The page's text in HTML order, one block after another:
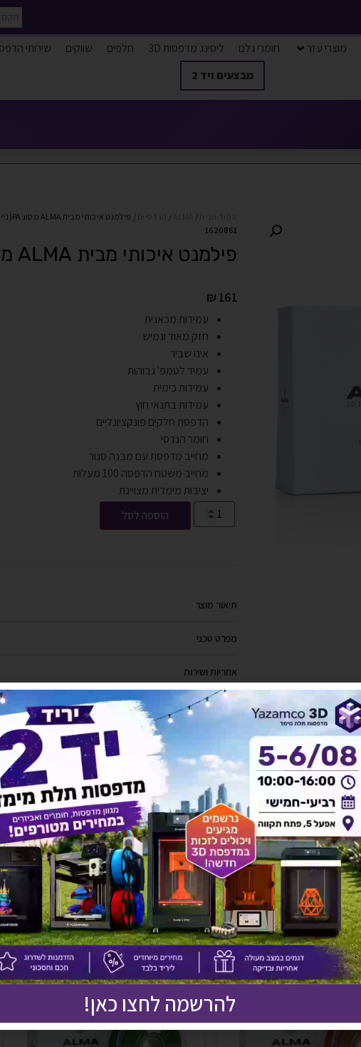
מוצרי עזר חומרי גלם ליסינג מדפסות 3D חלפים שווקים
שירותי
מבצעים ויד 2
/
/
/ פילמנט איכותי מבית ALMA מסוג PA(ניילון) לבן
1620861
פילמנט איכותי מבית ALMA מסוג PA(ניילון) לבן
₪ 161
עמידות מכאנית
חזק מאוד וגמיש
אינו שביר
עמיד לטמפ' גבוהות
עמידות כימית
עמידות בתנאי חוץ
הדפסת חלקים פונקציונליים
חומר הנדסי
מחייב מדפסת עם מבנה סגור
מחייב משטח הדפסה 100 מעלות
יציבות מימדית מצויינת
הוספה לסל
תיאור מוצר
מפרט טכני
אחריות ושירות
מדניות משלוחים
להורדת קטלוג לחץ כאן
יש לך שאלה על המוצר?
לחץ כאן ונציגנו יחזרו אליך בהקדם!
אולי יעניין אותך גם
להרשמה לחצו כאן!